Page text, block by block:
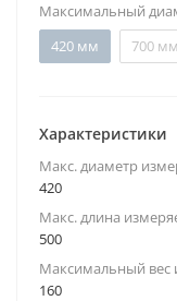
Максимальный
420 мм
700 мм
Характеристики
Макс. диаметр
420
Макс. длина
500
Максимальный вес
160